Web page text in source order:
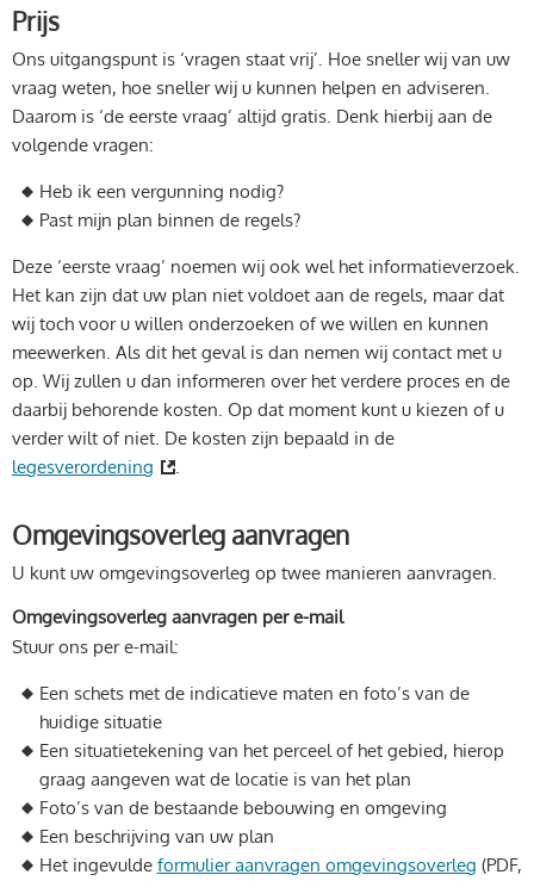
Prijs
Ons uitgangspunt is ‘vragen staat vrij’. Hoe sneller wij van uw
vraag weten, hoe sneller wij u kunnen helpen en adviseren.
Daarom is ‘de eerste vraag’ altijd gratis. Denk hierbij aan de
volgende vragen:
Heb ik een vergunning nodig?
Past mijn plan binnen de regels?
Deze ‘eerste vraag’ noemen wij ook wel het informatieverzoek.
Het kan zijn dat uw plan niet voldoet aan de regels, maar dat
wij toch voor u willen onderzoeken of we willen en kunnen
meewerken. Als dit het geval is dan nemen wij contact met u
op. Wij zullen u dan informeren over het verdere proces en de
daarbij behorende kosten. Op dat moment kunt u kiezen of u
verder wilt of niet. De kosten zijn bepaald in de
legesverordening
Omgevingsoverleg aanvragen
U kunt uw omgevingsoverleg op twee manieren aanvragen.
Omgevingsoverleg aanvragen per e-mail
Stuur ons per e-mail:
Een schets met de indicatieve maten en foto’s van de
huidige situatie
Een situatietekening van het perceel of het gebied, hierop
graag aangeven wat de locatie is van het plan
Foto’s van de bestaande bebouwing en omgeving
Een beschrijving van uw plan
Het ingevulde formulier aanvragen omgevingsoverleg (PDF,